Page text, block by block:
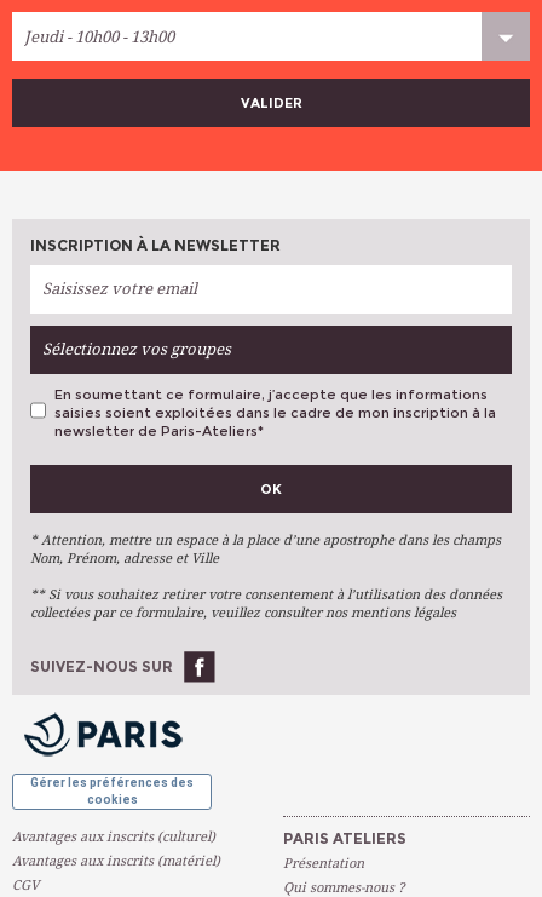
VALIDER
INSCRIPTION À LA NEWSLETTER
Sélectionnez vos groupes
VOS PRÉFÉRENCES
Arts Plastiques
Arts Du Texte
Arts Numériques
Ateliers À L'année
En soumettant ce formulaire, j’accepte que les informations
saisies soient exploitées dans le cadre de mon inscription à la
newsletter de Paris-Ateliers*
OK
* Attention, mettre un espace à la place d’une apostrophe dans les champs
Nom, Prénom, adresse et Ville
** Si vous souhaitez retirer votre consentement à l’utilisation des données
collectées par ce formulaire, veuillez consulter nos mentions légales
SUIVEZ-NOUS SUR
Gérer les préférences des
cookies
Avantages aux inscrits (culturel)
Avantages aux inscrits (matériel)
CGV
PARIS ATELIERS
Présentation
Qui sommes-nous ?